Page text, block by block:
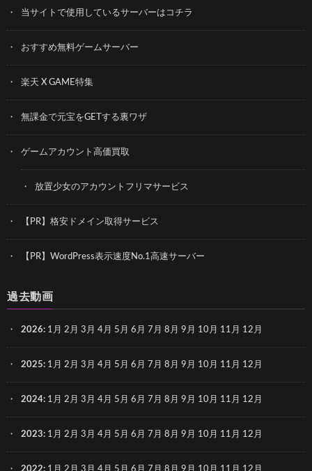
当サイトで使用しているサーバーはコチラ
おすすめ無料ゲームサーバー
楽天 X GAME特集
無課金で元宝をGETする裏ワザ
ゲームアカウント高価買取
放置少女のアカウントフリマサービス
【PR】格安ドメイン取得サービス
【PR】WordPress表示速度No.1高速サーバー
過去動画
2026: 1月 2月 3月 4月 5月 6月 7月 8月 9月 10月 11月 12月
2025: 1月 2月 3月 4月 5月 6月 7月 8月 9月 10月 11月 12月
2024: 1月 2月 3月 4月 5月 6月 7月 8月 9月 10月 11月 12月
2023: 1月 2月 3月 4月 5月 6月 7月 8月 9月 10月 11月 12月